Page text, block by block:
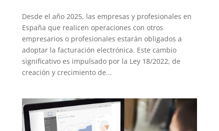
Desde el año 2025, las empresas y profesionales en
España que realicen operaciones con otros
empresarios o profesionales estarán obligados a
adoptar la facturación electrónica. Este cambio
significativo es impulsado por la Ley 18/2022, de
creación y crecimiento de...